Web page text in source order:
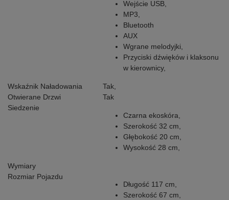
Wejście USB,
MP3,
Bluetooth
AUX
Wgrane melodyjki,
Przyciski dźwięków i klaksonu
w kierownicy,
Wskaźnik Naładowania
Tak,
Otwierane Drzwi
Tak
Siedzenie
Czarna ekoskóra,
Szerokość 32 cm,
Głębokość 20 cm,
Wysokość 28 cm,
Wymiary
Rozmiar Pojazdu
Długość 117 cm,
Szerokość 67 cm,